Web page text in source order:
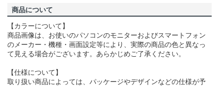
商品について
【カラーについて】
商品画像は、お使いのパソコンのモニターおよびスマートフォン
のメーカー・機種・画面設定等により、実際の商品の色と異なっ
て見える場合がございます。あらかじめご了承ください。
【仕様について】
取り扱い商品によっては、パッケージやデザインなどの仕様が予